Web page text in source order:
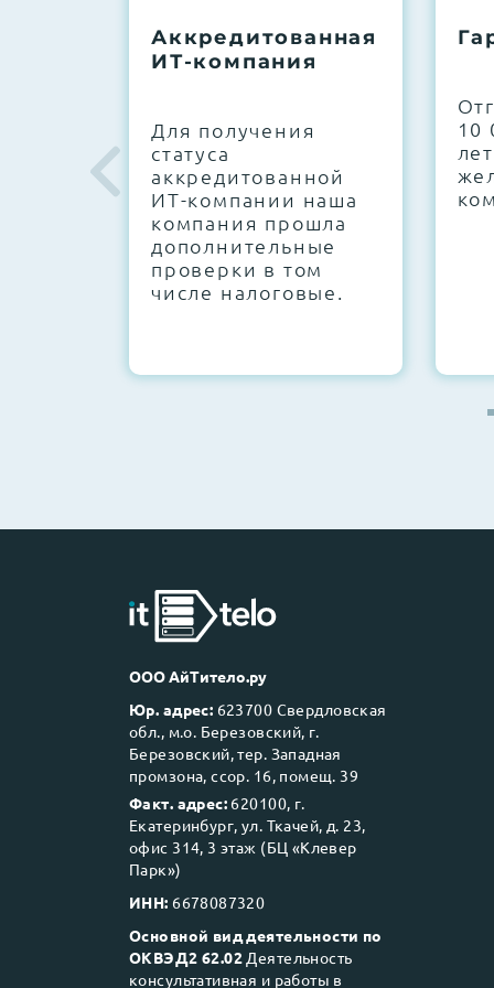
Next Business Day (NBD)
Аккредитованная
ИТ-компания
Для получения
статуса
аккредитованной
ИТ-компании наша
компания прошла
дополнительные
проверки в том
числе налоговые.
10
ООО АйТитело.ру
Юр. адрес: 623700 Свердловская
обл., м.о. Березовский, г.
Березовский, тер. Западная
промзона, ссор. 16, помещ. 39
Факт. адрес: 620100, г.
Екатеринбург, ул. Ткачей, д. 23,
офис 314, 3 этаж (БЦ «Клевер
Парк»)
ИНН: 6678087320
Основной вид деятельности по
ОКВЭД2 62.02 Деятельность
консультативная и работы в